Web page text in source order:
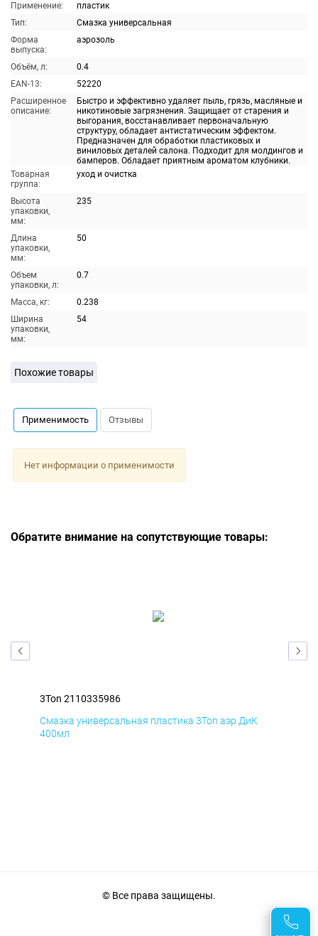
Применение:
пластик
Тип:
Смазка универсальная
Форма
выпуска:
аэрозоль
Объём, л:
0.4
EAN-13:
52220
Расширенное
описание:
Быстро и эффективно удаляет пыль, грязь, масляные и
никотиновые загрязнения. Защищает от старения и
выгорания, восстанавливает первоначальную
структуру, обладает антистатическим эффектом.
Предназначен для обработки пластиковых и
виниловых деталей салона. Подходит для молдингов и
бамперов. Обладает приятным ароматом клубники.
Товарная
группа:
уход и очистка
Высота
упаковки,
мм:
235
Длина
упаковки,
мм:
50
Объем
упаковки, л:
0.7
Масса, кг:
0.238
Ширина
упаковки,
мм:
54
Похожие товары
Применимость Отзывы
Нет информации о применимости
Обратите внимание на сопутствующие товары:
3Ton 2110335986
Смазка универсальная пластика 3Ton аэр ДиК
400мл
© Все права защищены.